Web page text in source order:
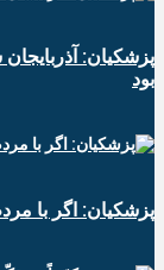
پزشکیان:
بود
پزشکیان: اگر با